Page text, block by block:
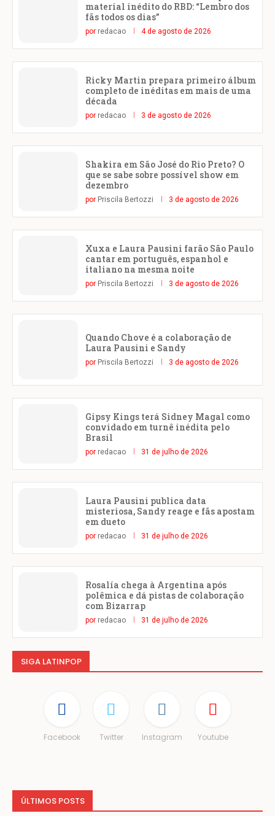
material inédito do RBD: “Lembro dos
fãs todos os dias”
por redacao 4 de agosto de 2026
Ricky Martin prepara primeiro álbum
completo de inéditas em mais de uma
década
por redacao 3 de agosto de 2026
Shakira em São José do Rio Preto? O
que se sabe sobre possível show em
dezembro
por Priscila Bertozzi 3 de agosto de 2026
Xuxa e Laura Pausini farão São Paulo
cantar em português, espanhol e
italiano na mesma noite
por Priscila Bertozzi 3 de agosto de 2026
Quando Chove é a colaboração de
Laura Pausini e Sandy
por Priscila Bertozzi 3 de agosto de 2026
Gipsy Kings terá Sidney Magal como
convidado em turnê inédita pelo
Brasil
por redacao 31 de julho de 2026
Laura Pausini publica data
misteriosa, Sandy reage e fãs apostam
em dueto
por redacao 31 de julho de 2026
Rosalía chega à Argentina após
polêmica e dá pistas de colaboração
com Bizarrap
por redacao 31 de julho de 2026
SIGA LATINPOP
Facebook Twitter Instagram Youtube
ÚLTIMOS POSTS